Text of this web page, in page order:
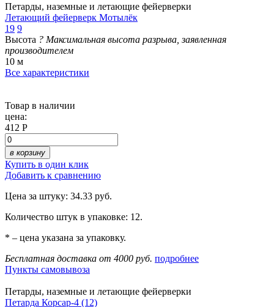
Петарды, наземные и летающие фейерверки
Летающий фейерверк Мотылёк
19 9
Высота ? Максимальная высота разрыва, заявленная
производителем
10 м
Все характеристики
Товар в наличии
цена:
412 Р
в корзину
Купить в один клик
Добавить к сравнению
Цена за штуку: 34.33 руб.
Количество штук в упаковке: 12.
* – цена указана за упаковку.
Бесплатная доставка от 4000 руб. подробнее
Пункты самовывоза
Петарды, наземные и летающие фейерверки
Петарда Корсар-4 (12)